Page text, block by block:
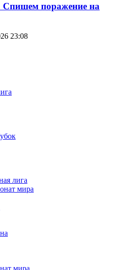
Спишем поражение на
23:08
лига
мира